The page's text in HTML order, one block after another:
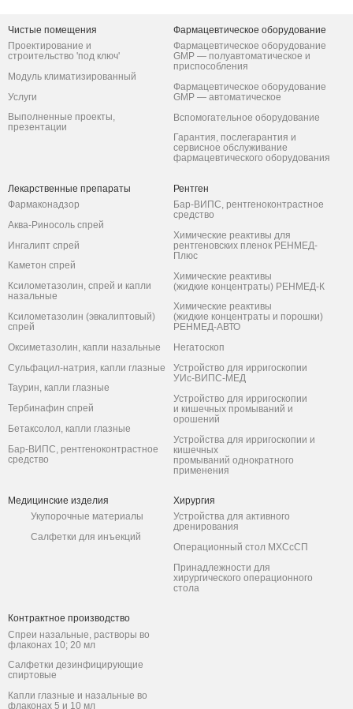
Чистые помещения
Проектирование и
строительство 'под ключ'
Модуль климатизированный
Услуги
Выполненные проекты,
презентации
Фармацевтическое оборудование
Фармацевтическое оборудование
GMP — полуавтоматическое и
приспособления
Фармацевтическое оборудование
GMP — автоматическое
Вспомогательное оборудование
Гарантия, послегарантия и
сервисное обслуживание
фармацевтического оборудования
Лекарственные препараты
Фармаконадзор
Аква-Риносоль спрей
Ингалипт спрей
Каметон спрей
Ксилометазолин, спрей и капли
назальные
Ксилометазолин (эвкалиптовый)
спрей
Оксиметазолин, капли назальные
Сульфацил-натрия, капли глазные
Таурин, капли глазные
Тербинафин спрей
Бетаксолол, капли глазные
Бар-ВИПС, рентгеноконтрастное
средство
Рентген
Бар-ВИПС, рентгеноконтрастное
средство
Химические реактивы для
рентгеновских пленок РЕНМЕД-
Плюс
Химические реактивы
(жидкие концентраты) РЕНМЕД-К
Химические реактивы
(жидкие концентраты и порошки)
РЕНМЕД-АВТО
Негатоскоп
Устройство для ирригоскопии
УИс-ВИПС-МЕД
Устройство для ирригоскопии
и кишечных промываний и
орошений
Устройства для ирригоскопии и
кишечных
промываний однократного
применения
Медицинские изделия
Укупорочные материалы
Салфетки для инъекций
Хирургия
Устройства для активного
дренирования
Операционный стол МХСсСП
Принадлежности для
хирургического операционного
стола
Контрактное производство
Спреи назальные, растворы во
флаконах 10; 20 мл
Салфетки дезинфицирующие
спиртовые
Капли глазные и назальные во
флаконах 5 и 10 мл